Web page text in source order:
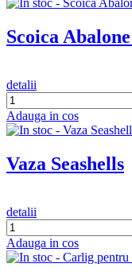
Scoica
detalii
Adauga in cos
Vaza Seashells
detalii
Adauga in cos